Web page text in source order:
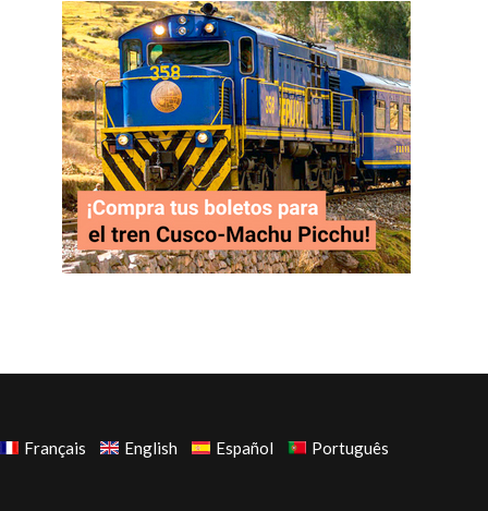
Français English Español Português